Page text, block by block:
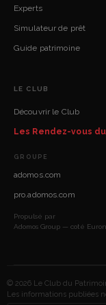
Experts
Simulateur de prêt
Guide patrimoine
LE CLUB
Découvrir le Club
Les Rendez-vous
GROUPE
adomos.com
pro.adomos.com
Propulsé par
Adomos Group — coté
© 2026 Le Club du
Les informations publiées